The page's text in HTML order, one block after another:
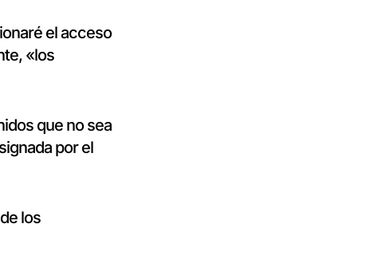
el acceso
«los
que no sea
por el
los